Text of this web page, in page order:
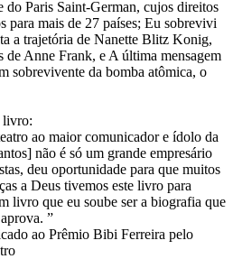
Paris Saint-German, cujos direitos
para mais de 27 países; Eu sobrevivi
a trajetória de Nanette Blitz Konig,
de Anne Frank, e A última mensagem
sobrevivente da bomba atômica, o
livro:
ao maior comunicador e ídolo da
não é só um grande empresário
deu oportunidade para que muitos
a Deus tivemos este livro para
livro que eu soube ser a biografia que
”
ao Prêmio Bibi Ferreira pelo